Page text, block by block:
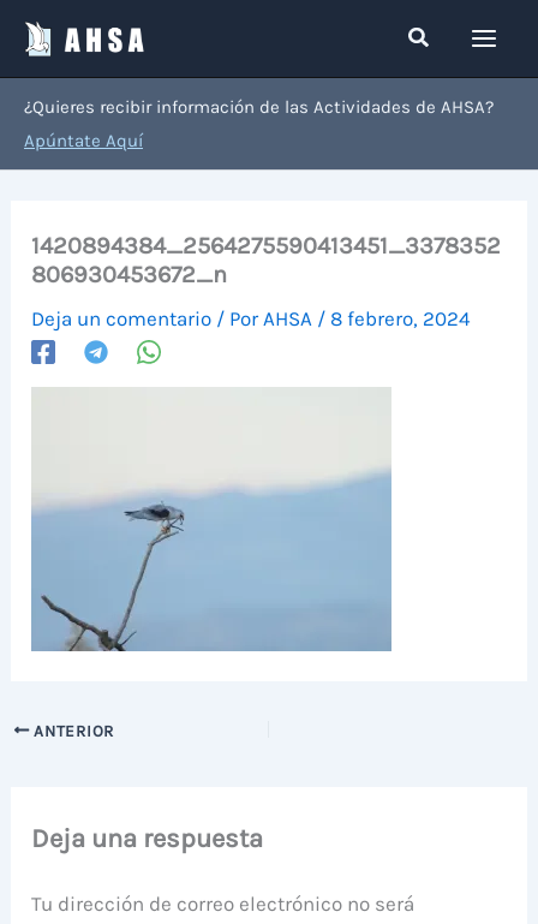
contenido
Buscar
¿Quieres recibir información de las Actividades de AHSA?
Apúntate Aquí
1420894384_2564275590413451_3378352
806930453672_n
Deja un comentario / Por AHSA / 8 febrero, 2024
ANTERIOR
Deja una respuesta
Tu dirección de correo electrónico no será